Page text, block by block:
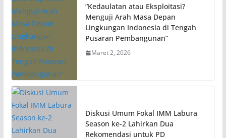
“Kedaulatan atau Eksploitasi?
Menguji Arah Masa Depan
Lingkungan Indonesia di Tengah
Pusaran Pembangunan”
Maret 2, 2026
Diskusi Umum Fokal IMM Labura
Season ke-2 Lahirkan Dua
Rekomendasi untuk PD